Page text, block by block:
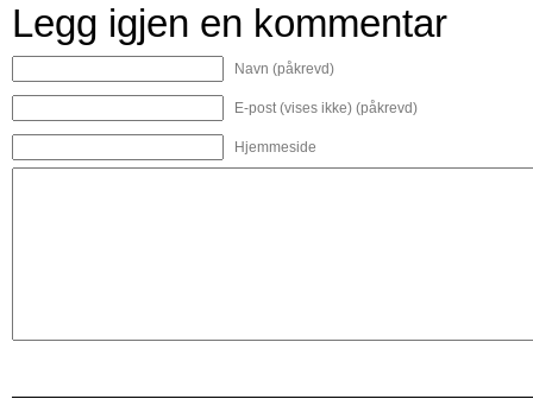
Legg igjen en kommentar
Navn (påkrevd)
E-post (vises ikke) (påkrevd)
Hjemmeside